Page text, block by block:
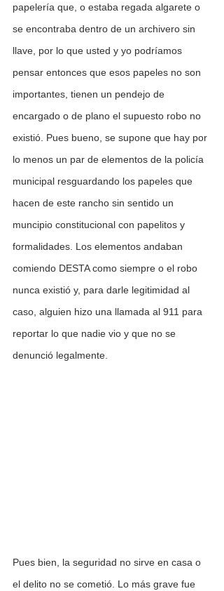
papelería que, o estaba regada algarete o
se encontraba dentro de un archivero sin
llave, por lo que usted y yo podríamos
pensar entonces que esos papeles no son
importantes, tienen un pendejo de
encargado o de plano el supuesto robo no
existió. Pues bueno, se supone que hay por
lo menos un par de elementos de la policía
municipal resguardando los papeles que
hacen de este rancho sin sentido un
muncipio constitucional con papelitos y
formalidades. Los elementos andaban
comiendo DESTA como siempre o el robo
nunca existió y, para darle legitimidad al
caso, alguien hizo una llamada al 911 para
reportar lo que nadie vio y que no se
denunció legalmente.
Pues bien, la seguridad no sirve en casa o
el delito no se cometió. Lo más grave fue